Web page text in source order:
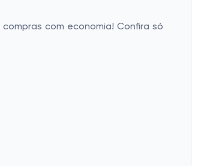
com economia! Confira só